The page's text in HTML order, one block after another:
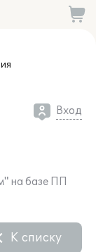
Вход
на базе ПП
К списку